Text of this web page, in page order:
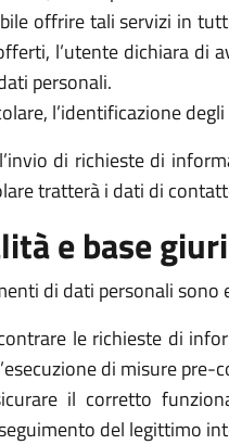
offrire tali servizi in
l’utente dichiara di
personali.
l’identificazione
di richieste di
tratterà i dati di
e base
di dati personali
le richieste di
di misure
il corretto
del legittimo